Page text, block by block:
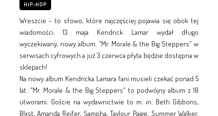
HIP-HOP
Wreszcie – to słowo, które najczęściej pojawia się obok tej
wiadomości. 13 maja Kendrick Lamar wydał długo
wyczekiwany, nowy album. "Mr. Morale & the Big Steppers" w
serwisach cyfrowych a już 3 czerwca płyta będzie dostępna w
sklepach!
Na nowy album Kendricka Lamara fani musieli czekać ponad 5
lat. "Mr. Morale & the Big Steppers" to podwójny album z 18
utworami. Goście na wydawnictwie to m. in. Beth Gibbons,
Blxst, Amanda Reifer, Sampha, Taylour Paige, Summer Walker,